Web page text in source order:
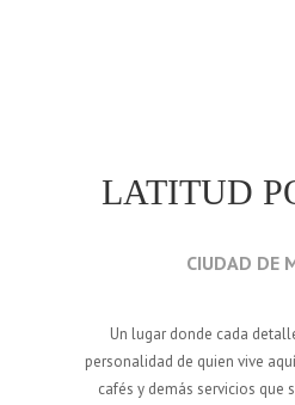
LATITUD
CIUDAD DE
Un lugar donde cada
personalidad de quien vive
cafés y demás servicios